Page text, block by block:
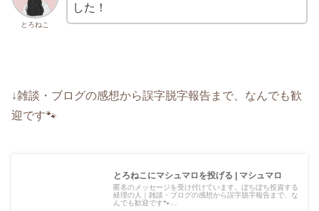
とろねこ
した！
↓雑談・ブログの感想から誤字脱字報告まで、なんでも歓
迎です🐾
とろねこにマシュマロを投げる | マシュマロ
匿名のメッセージを受け付けています。ぼちぼち投資する
経理の人｜雑談・ブログの感想から誤字脱字報告まで、な
んでも歓迎です🐾…